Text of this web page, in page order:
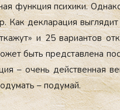
фун­кция пси­хики.
Как дек­ла­рация
и 25 ва­ри­ан­тов
быть пред­став­ле­на
– очень дей­ствен­ная
– по­думай.